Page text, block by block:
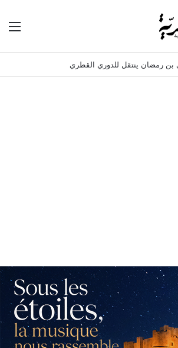
رمضان ينتقل للدوري القطري